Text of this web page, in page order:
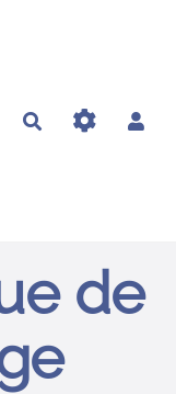
Rechercher
de